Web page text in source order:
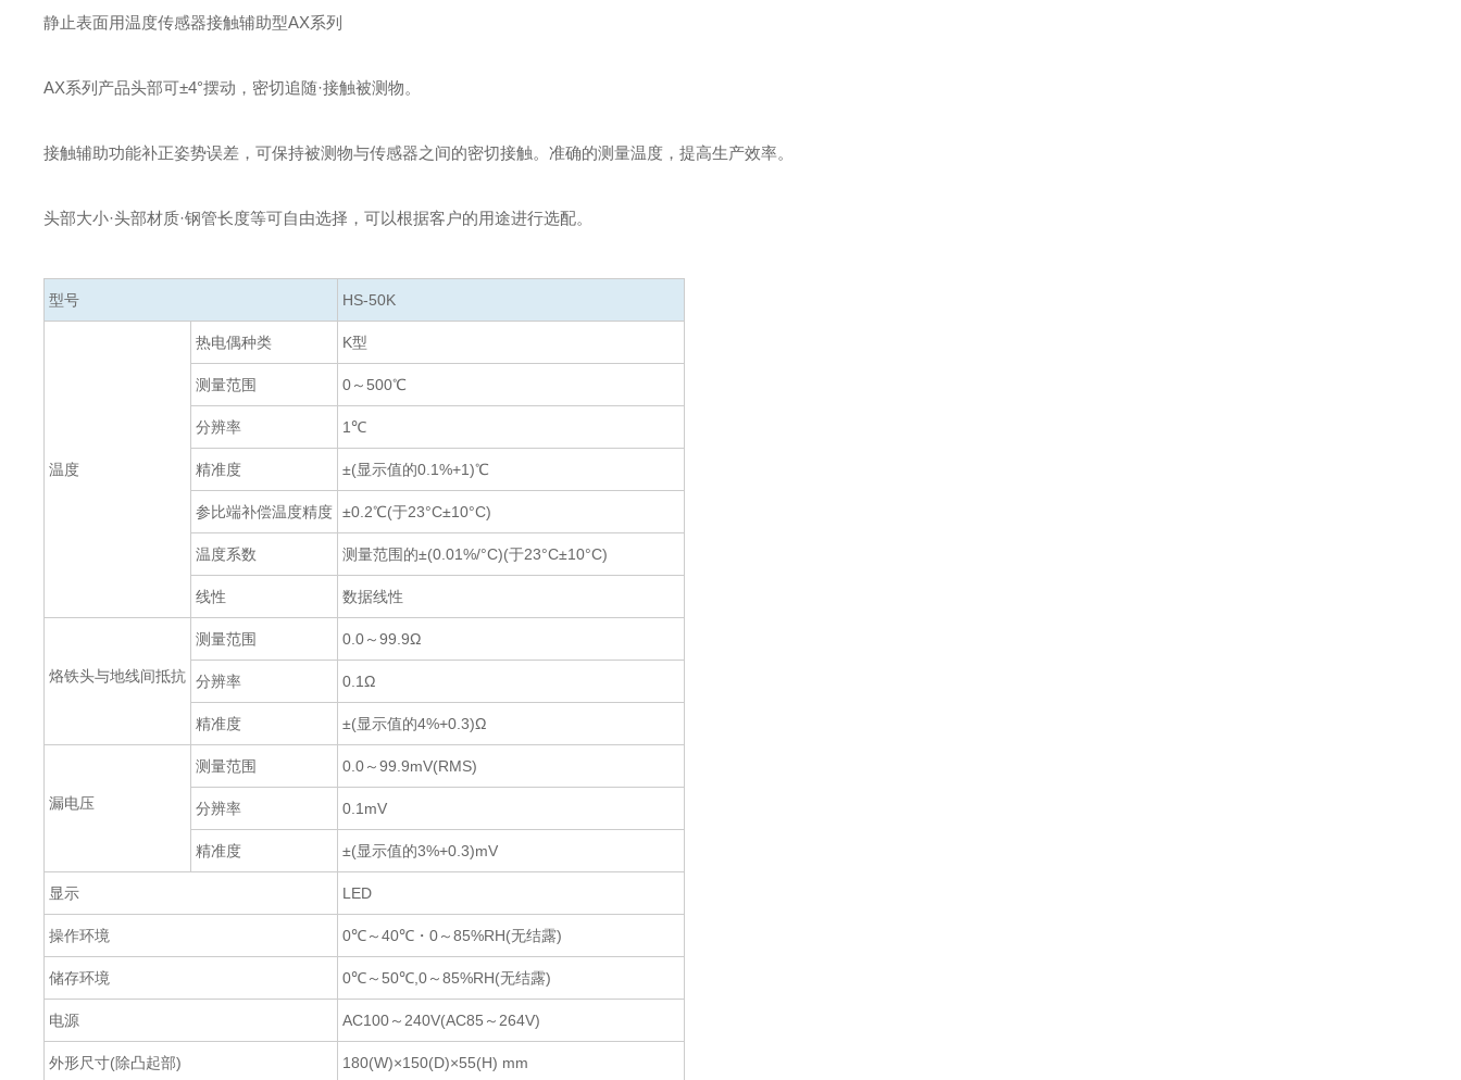
静止表面用温度传感器接触辅助型AX系列
AX系列产品头部可±4°摆动，密切追随·接触被测物。
接触辅助功能补正姿势误差，可保持被测物与传感器之间的密切接触。准确的测量温度，提高生产效率。
头部大小·头部材质·钢管长度等可自由选择，可以根据客户的用途进行选配。
型号 HS-50K
温度
热电偶种类 K型
测量范围 0～500℃
分辨率 1℃
精准度 ±(显示值的0.1%+1)℃
参比端补偿温度精度 ±0.2℃(于23°C±10°C)
温度系数 测量范围的±(0.01%/°C)(于23°C±10°C)
线性 数据线性
烙铁头与地线间抵抗
测量范围 0.0～99.9Ω
分辨率 0.1Ω
精准度 ±(显示值的4%+0.3)Ω
漏电压
测量范围 0.0～99.9mV(RMS)
分辨率 0.1mV
精准度 ±(显示值的3%+0.3)mV
显示 LED
操作环境 0℃～40℃・0～85%RH(无结露)
储存环境 0℃～50℃,0～85%RH(无结露)
电源 AC100～240V(AC85～264V)
外形尺寸(除凸起部) 180(W)×150(D)×55(H) mm